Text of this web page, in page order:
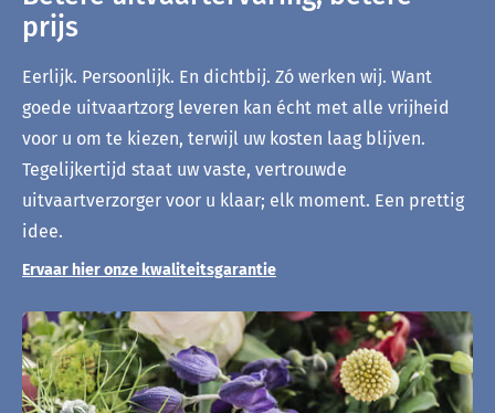
prijs
Eerlijk. Persoonlijk. En dichtbij. Zó werken wij. Want
goede uitvaartzorg leveren kan écht met alle vrijheid
voor u om te kiezen, terwijl uw kosten laag blijven.
Tegelijkertijd staat uw vaste, vertrouwde
uitvaartverzorger voor u klaar; elk moment. Een prettig
idee.
Ervaar hier onze kwaliteitsgarantie